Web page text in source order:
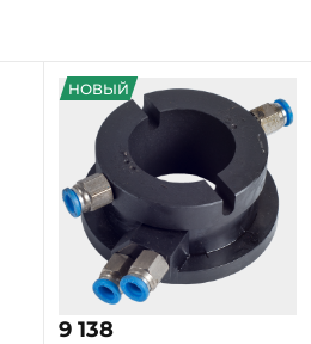
НОВЫЙ
9 138